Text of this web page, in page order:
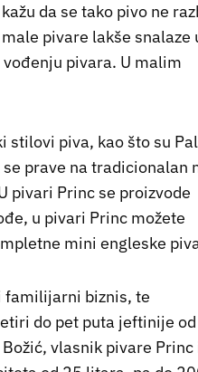
da se tako pivo ne
pivare lakše snalaze
pivara. U malim
stilovi piva, kao što su
prave na tradicionalan
pivari Princ se proizvode
u pivari Princ možete
mini engleske
familijarni biznis, te
do pet puta jeftinije od
vlasnik pivare Princ